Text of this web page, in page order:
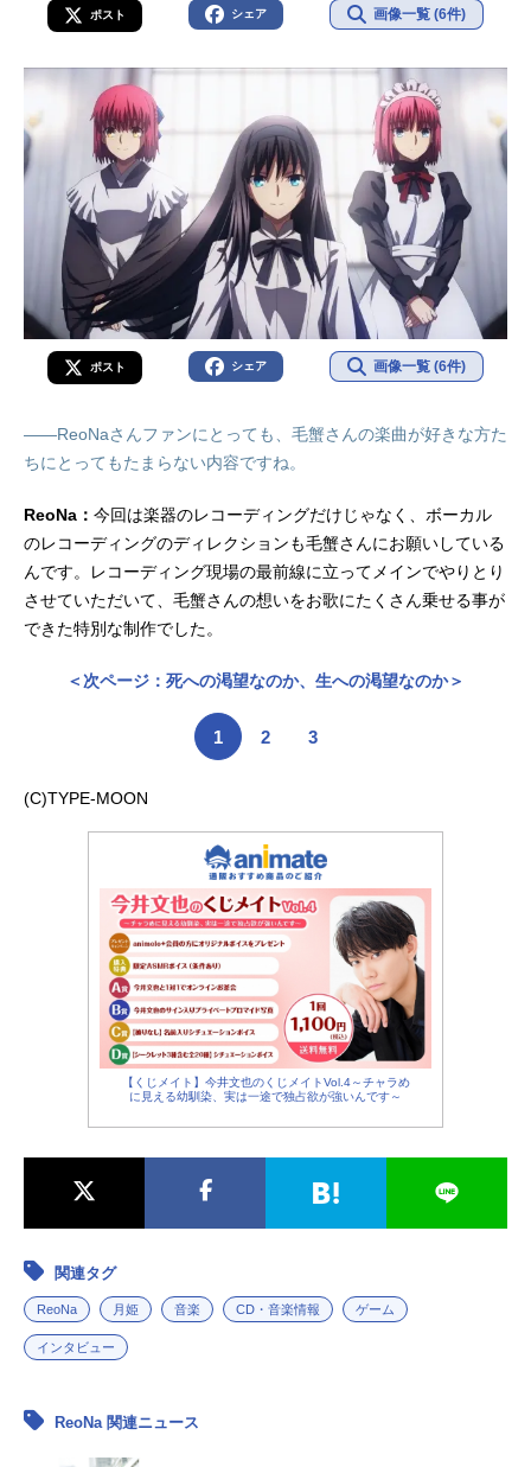
ポスト シェア 画像一覧 (6件)
ポスト シェア 画像一覧 (6件)
――ReoNaさんファンにとっても、毛蟹さんの楽曲が好きな方た
ちにとってもたまらない内容ですね。
ReoNa： 今回は楽器のレコーディングだけじゃなく、ボーカル
のレコーディングのディレクションも毛蟹さんにお願いしている
んです。レコーディング現場の最前線に立ってメインでやりとり
させていただいて、毛蟹さんの想いをお歌にたくさん乗せる事が
できた特別な制作でした。
＜次ページ：死への渇望なのか、生への渇望なのか＞
1 2 3
(C)TYPE-MOON
【くじメイト】今井文也のくじメイトVol.4～チャラめ
に見える幼馴染、実は一途で独占欲が強いんです～
関連タグ
ReoNa 月姫 音楽 CD・音楽情報 ゲーム
インタビュー
ReoNa 関連ニュース